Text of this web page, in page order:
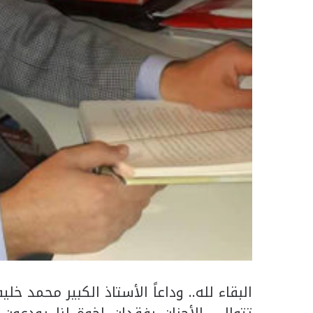
البقاء لله.. وداعاً الأستاذ الكبير محمد